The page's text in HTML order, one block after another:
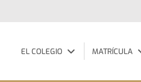
EL COLEGIO MATRÍCULA